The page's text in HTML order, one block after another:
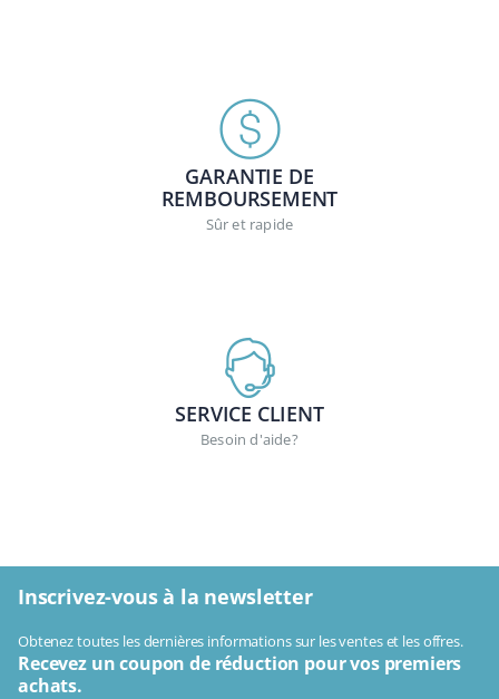
GARANTIE DE
REMBOURSEMENT
Sûr et rapide
SERVICE CLIENT
Besoin d'aide?
Inscrivez-vous à la newsletter
Obtenez toutes les dernières informations sur les ventes et les offres.
Recevez un coupon de réduction pour vos premiers
achats.